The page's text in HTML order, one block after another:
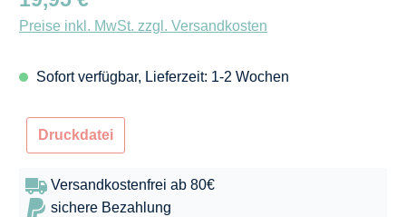
Preise inkl. MwSt. zzgl. Versandkosten
Sofort verfügbar, Lieferzeit: 1-2 Wochen
Druckdatei
Versandkostenfrei ab 80€
sichere Bezahlung